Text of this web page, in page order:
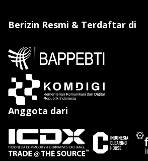
Berizin Resmi & Terdaftar di
Anggota dari